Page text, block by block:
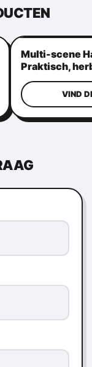
Multi-scene
Praktisch,
haar
VIND